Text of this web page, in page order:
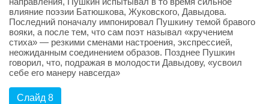
влияние поэзии Батюшкова, Жуковского, Давыдова.
Последний поначалу импонировал Пушкину темой бравого
вояки, а после тем, что сам поэт называл «кручением
стиха» — резкими сменами настроения, экспрессией,
неожиданным соединением образов. Позднее Пушкин
говорил, что, подражая в молодости Давыдову, «усвоил
себе его манеру навсегда»
Слайд 8